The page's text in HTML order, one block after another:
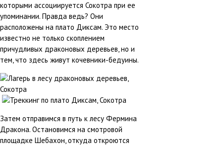
которыми ассоциируется Сокотра при ее
упоминании. Правда ведь? Они
расположены на плато Диксам. Это место
известно не только скоплением
причудливых драконовых деревьев, но и
тем, что здесь живут кочевники-бедуины.
Затем отправимся в путь к лесу Фермина
Дракона. Остановимся на смотровой
площадке Шебахон, откуда откроются